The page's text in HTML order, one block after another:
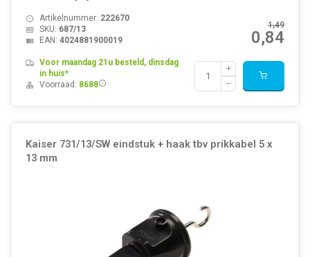
1,49
0,84
Artikelnummer: 222670
SKU: 687/13
EAN: 4024881900019
Voor maandag 21u besteld, dinsdag
in huis*
Voorraad: 8688
Kaiser 731/13/SW eindstuk + haak tbv prikkabel 5 x
13 mm